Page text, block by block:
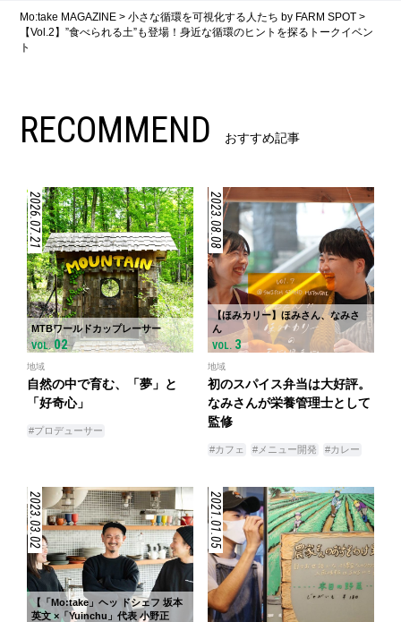
Mo:take MAGAZINE >小さな循環を可視化する人たち by FARM SPOT >
【Vol.2】”食べられる土”も登場！身近な循環のヒントを探るトークイベン
ト
RECOMMEND おすすめ記事
2026.07.21
MTBワールドカップレーサー
VOL.02
地域
自然の中で育む、「夢」と
「好奇心」
#プロデューサー
2023.08.08
【ほみカリー】ほみさん、なみさ
ん
VOL. 3
地域
初のスパイス弁当は大好評。
なみさんが栄養管理士として
監修
#カフェ #メニュー開発 #カレー
2023.03.02
【「Mo:take」ヘッ ドシェフ 坂本
英文 ×「Yuinchu」代表 小野正
2021.01.05